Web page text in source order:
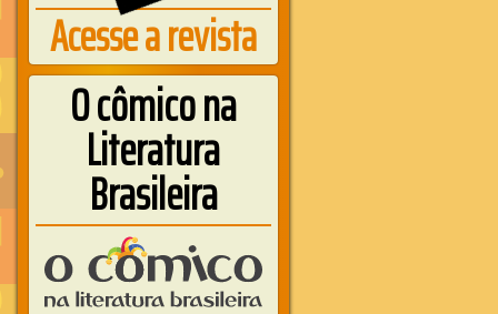
Acesse a revista
O cômico na
Literatura
Brasileira